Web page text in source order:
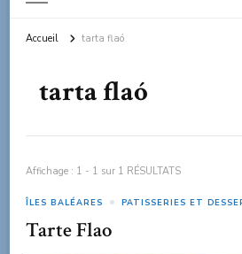
Accueil tarta flaó
tarta flaó
Affichage : 1 - 1 sur 1 RÉSULTATS
ÎLES BALÉARES PATISSERIES ET
Tarte Flao